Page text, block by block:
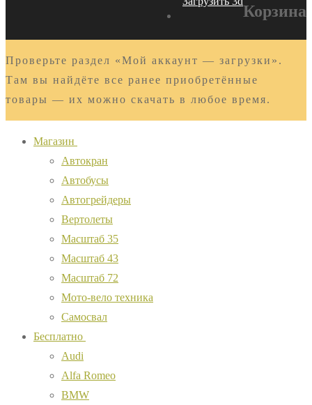
Корзина
Проверьте раздел «Мой аккаунт — загрузки».
Там вы найдёте все ранее приобретённые
товары — их можно скачать в любое время.
Магазин
Автокран
Автобусы
Автогрейдеры
Вертолеты
Масштаб 35
Масштаб 43
Масштаб 72
Мото-вело техника
Самосвал
Бесплатно
Audi
Alfa Romeo
BMW